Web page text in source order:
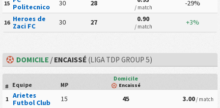
15 Politecnico
30 28 / match -29%
16 Heroes de
Zaci FC
30 27 0.90
/ match +3%
DOMICILE /ENCAISSÉ(LIGA TDP GROUP 5)
# Equipe MP
Domicile
Encaissé
1 Arietes
Futbol Club
15 45 3.00/ match